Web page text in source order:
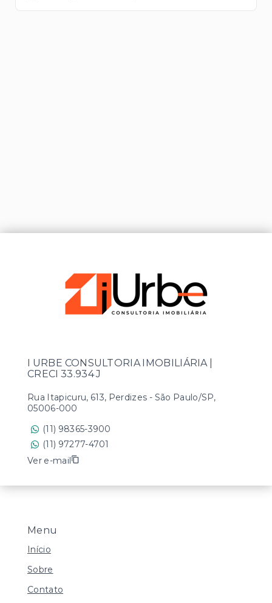
Menu
Início
Sobre
Contato
I URBE CONSULTORIA IMOBILIÁRIA |
CRECI 33.934 J
Rua Itapicuru, 613, Perdizes - São Paulo/SP,
05006-000
(11) 98365-3900
(11) 97277-4701
Ver e-mail